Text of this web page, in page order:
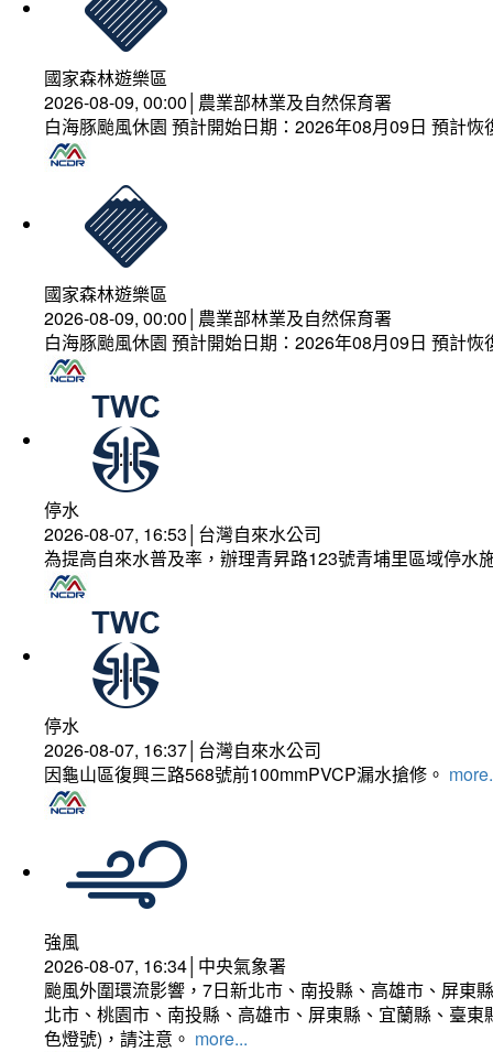
國家森林遊樂區
2026-08-09, 00:00│農業部林業及自然保育署
白海豚颱風休園 預計開始日期：2026年08月09日 預計
國家森林遊樂區
2026-08-09, 00:00│農業部林業及自然保育署
白海豚颱風休園 預計開始日期：2026年08月09日 預計
停水
2026-08-07, 16:53│台灣自來水公司
為提高自來水普及率，辦理青昇路123號青埔里區域停水
停水
2026-08-07, 16:37│台灣自來水公司
因龜山區復興三路568號前100mmPVCP漏水搶修。
強風
2026-08-07, 16:34│中央氣象署
颱風外圍環流影響，7日新北市、南投縣、高雄市、屏東
北市、桃園市、南投縣、高雄市、屏東縣、宜蘭縣、臺
色燈號)，請注意。 more...